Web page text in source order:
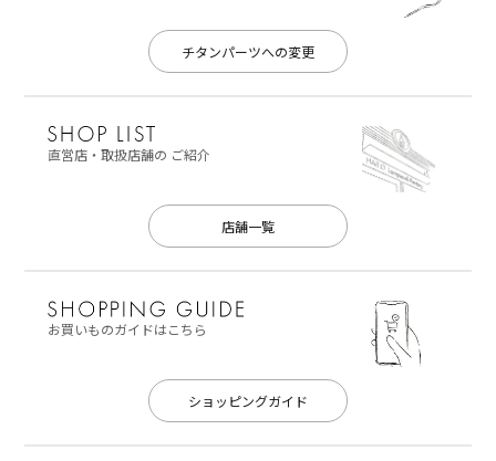
チタンパーツへの変更
直営店・取扱店舗の ご紹介
店舗一覧
お買いものガイドはこちら
ショッピングガイド